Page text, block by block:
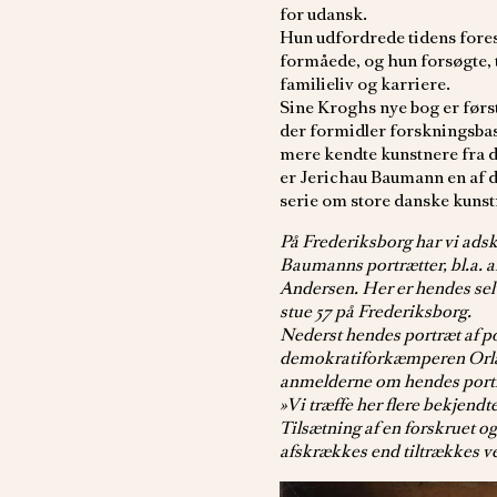
for udansk.
Hun udfordrede tidens
formåede, og hun
familieliv og karriere.
Sine Kroghs nye bog er
der formidler
mere kendte kunstnere fra
er Jerichau Baumann en af
serie om store danske
På Frederiksborg har vi
Baumanns portrætter, bl.a.
Andersen. Her er hendes
stue 57 på Frederiksborg.
Nederst hendes portræt af
demokratiforkæmperen
anmelderne om hendes
»Vi træffe her flere
Tilsætning af en forskruet
afskrækkes end tiltrækkes